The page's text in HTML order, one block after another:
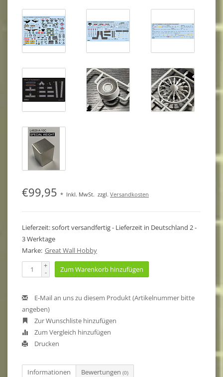
€99,95 * Inkl. MwSt. zzgl. Versandkosten
Lieferzeit: sofort versandfertig - Lieferzeit in Deutschland 2 -
3 Werktage
Marke: Great Wall Hobby
+
- Zum Warenkorb hinzufügen
E-Mail an uns zu diesem Produkt (Artikelnummer bitte
angeben)
Zur Wunschliste hinzufügen
Zum Vergleich hinzufügen
Drucken
Informationen Bewertungen (0)